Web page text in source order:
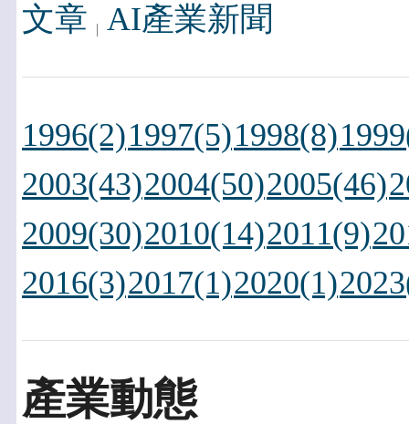
文章 AI產業新聞
1996(2)1997(5)1998(8)
2003(43)2004(50)2005(46)
2009(30)2010(14)2011(9)
2016(3)2017(1)2020(1)
產業動態